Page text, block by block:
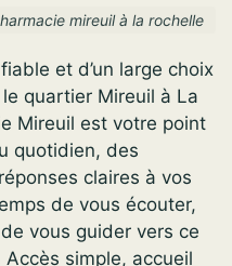
mireuil à la rochelle
et d’un large choix
quartier Mireuil à La
Mireuil est votre point
quotidien, des
claires à vos
de vous écouter,
vous guider vers ce
simple, accueil